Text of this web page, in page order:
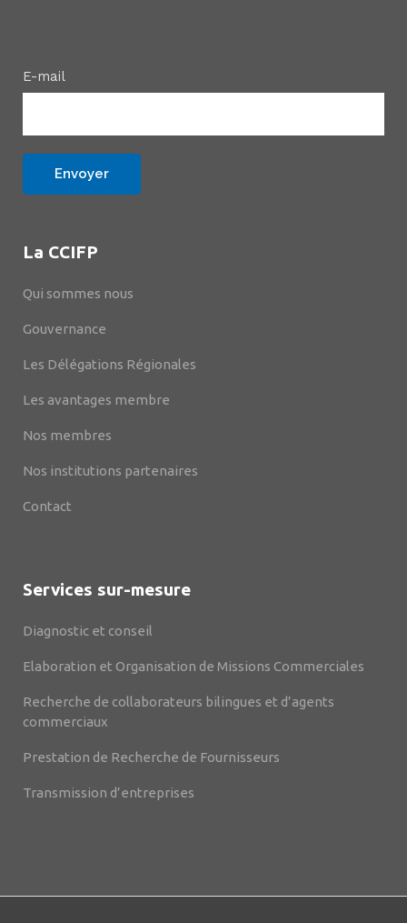
E-mail
La CCIFP
Qui sommes nous
Gouvernance
Les Délégations Régionales
Les avantages membre
Nos membres
Nos institutions partenaires
Contact
Services sur-mesure
Diagnostic et conseil
Elaboration et Organisation de Missions Commerciales
Recherche de collaborateurs bilingues et d’agents
commerciaux
Prestation de Recherche de Fournisseurs
Transmission d’entreprises